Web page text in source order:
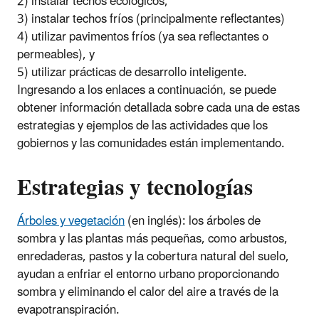
3) instalar techos fríos (principalmente reflectantes)
4) utilizar pavimentos fríos (ya sea reflectantes o
permeables), y
5) utilizar prácticas de desarrollo inteligente.
Ingresando a los enlaces a continuación, se puede
obtener información detallada sobre cada una de estas
estrategias y ejemplos de las actividades que los
gobiernos y las comunidades están implementando.
Estrategias y tecnologías
Árboles y vegetación(en inglés): los árboles de
sombra y las plantas más pequeñas, como arbustos,
enredaderas, pastos y la cobertura natural del suelo,
ayudan a enfriar el entorno urbano proporcionando
sombra y eliminando el calor del aire a través de la
evapotranspiración.